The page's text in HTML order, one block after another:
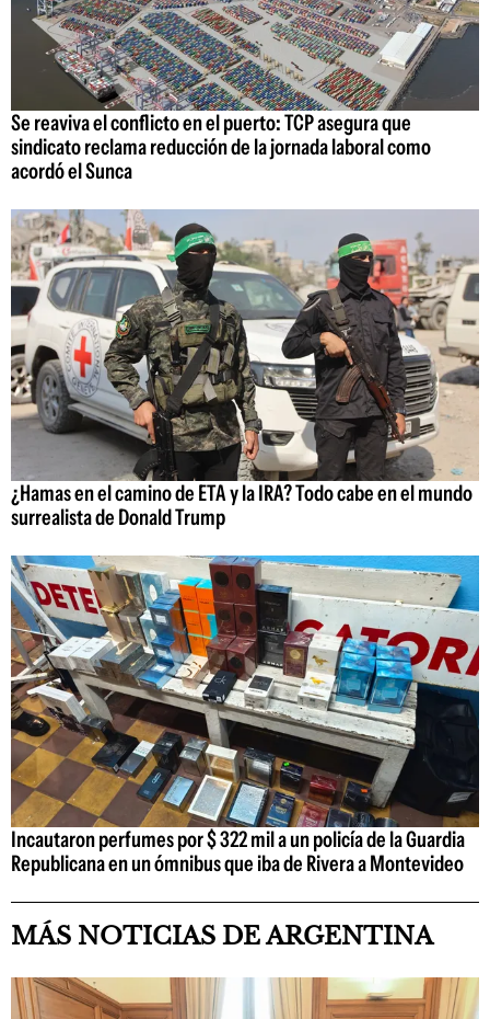
Se reaviva el conflicto en el puerto: TCP asegura que
sindicato reclama reducción de la jornada laboral como
acordó el Sunca
¿Hamas en el camino de ETA y la IRA? Todo cabe en el mundo
surrealista de Donald Trump
Incautaron perfumes por $ 322 mil a un policía de la Guardia
Republicana en un ómnibus que iba de Rivera a Montevideo
MÁS NOTICIAS DE ARGENTINA